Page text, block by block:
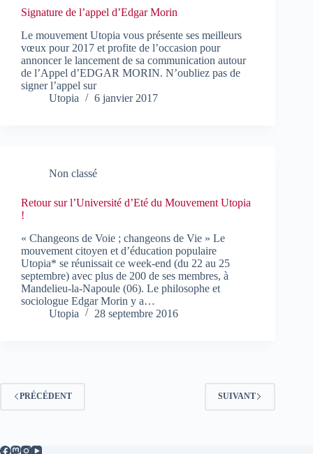
Signature de l’appel d’Edgar Morin
Le mouvement Utopia vous présente ses meilleurs
vœux pour 2017 et profite de l’occasion pour
annoncer le lancement de sa communication autour
de l’Appel d’EDGAR MORIN. N’oubliez pas de
signer l’appel sur
Utopia
6 janvier 2017
Non classé
Retour sur l’Université d’Eté du Mouvement Utopia
!
« Changeons de Voie ; changeons de Vie » Le
mouvement citoyen et d’éducation populaire
Utopia* se réunissait ce week-end (du 22 au 25
septembre) avec plus de 200 de ses membres, à
Mandelieu-la-Napoule (06). Le philosophe et
sociologue Edgar Morin y a…
Utopia
28 septembre 2016
PRÉCÉDENT SUIVANT